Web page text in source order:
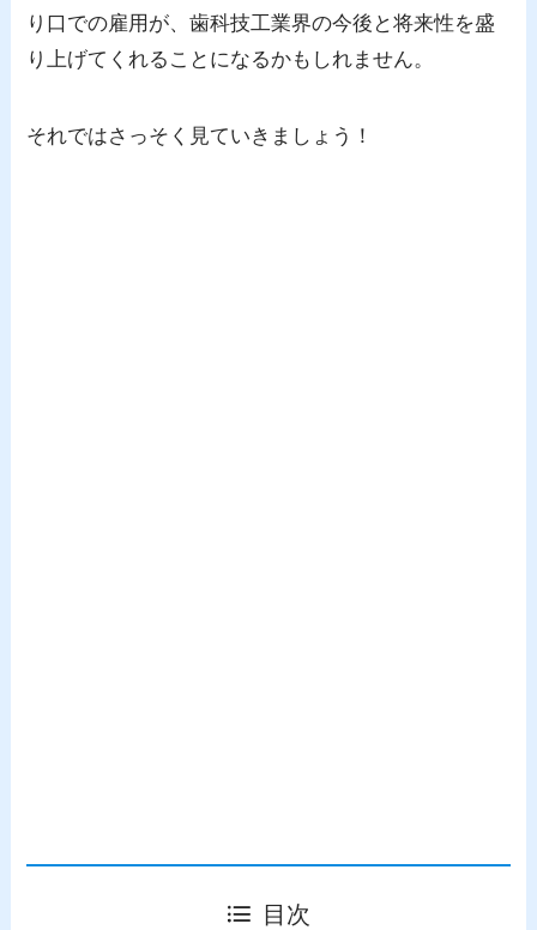
り口での雇用が、歯科技工業界の今後と将来性を盛
り上げてくれることになるかもしれません。
それではさっそく見ていきましょう！
目次